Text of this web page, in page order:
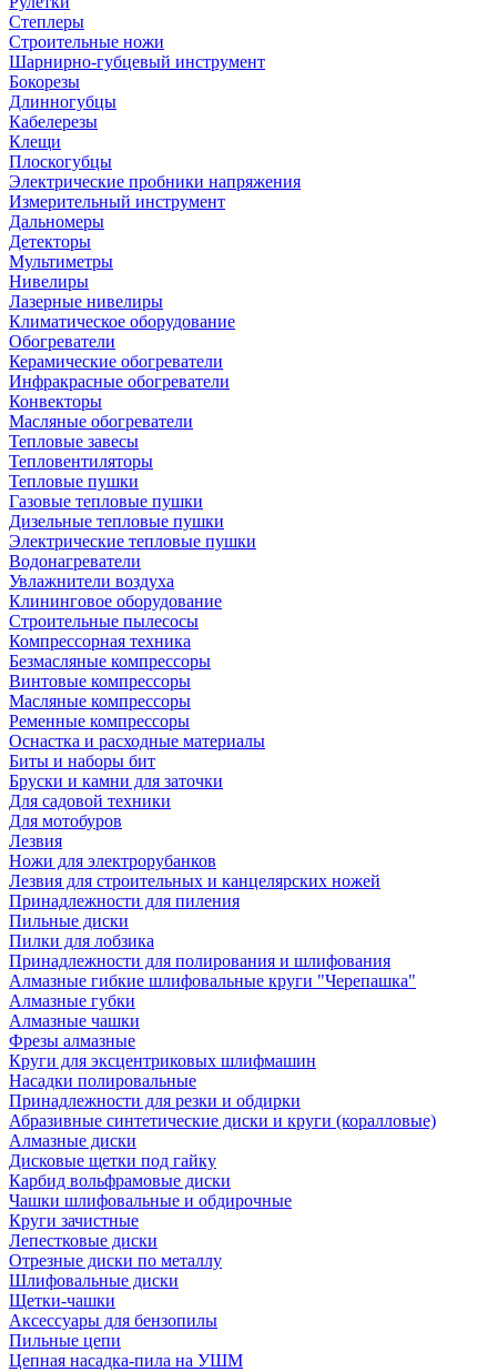
Степлеры
Строительные ножи
Шарнирно-губцевый инструмент
Бокорезы
Длинногубцы
Кабелерезы
Клещи
Плоскогубцы
Электрические пробники напряжения
Измерительный инструмент
Дальномеры
Детекторы
Мультиметры
Нивелиры
Лазерные нивелиры
Климатическое оборудование
Обогреватели
Керамические обогреватели
Инфракрасные обогреватели
Конвекторы
Масляные обогреватели
Тепловые завесы
Тепловентиляторы
Тепловые пушки
Газовые тепловые пушки
Дизельные тепловые пушки
Электрические тепловые пушки
Водонагреватели
Увлажнители воздуха
Клининговое оборудование
Строительные пылесосы
Компрессорная техника
Безмасляные компрессоры
Винтовые компрессоры
Масляные компрессоры
Ременные компрессоры
Оснастка и расходные материалы
Биты и наборы бит
Бруски и камни для заточки
Для садовой техники
Для мотобуров
Лезвия
Ножи для электрорубанков
Лезвия для строительных и канцелярских ножей
Принадлежности для пиления
Пильные диски
Пилки для лобзика
Принадлежности для полирования и шлифования
Алмазные гибкие шлифовальные круги "Черепашка"
Алмазные губки
Алмазные чашки
Фрезы алмазные
Круги для эксцентриковых шлифмашин
Насадки полировальные
Принадлежности для резки и обдирки
Абразивные синтетические диски и круги (коралловые)
Алмазные диски
Дисковые щетки под гайку
Карбид вольфрамовые диски
Чашки шлифовальные и обдирочные
Круги зачистные
Лепестковые диски
Отрезные диски по металлу
Шлифовальные диски
Щетки-чашки
Аксессуары для бензопилы
Пильные цепи
Цепная насадка-пила на УШМ